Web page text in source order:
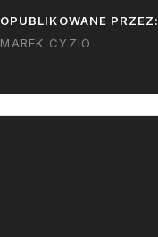
OPUBLIKOWANE PRZEZ:
MAREK CYZIO